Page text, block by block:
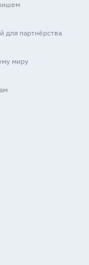
для партнёрства
миру